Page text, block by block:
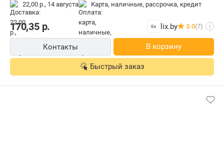
22,00 р., 14 августа карта, наличные, рассрочка, кредит
170,35р. lix.by 3.0(7) i
Контакты В корзину
Быстрый заказ